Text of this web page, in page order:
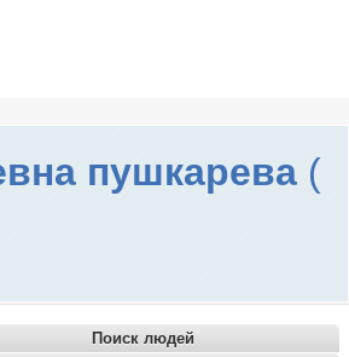
пушкарева (
Поиск людей